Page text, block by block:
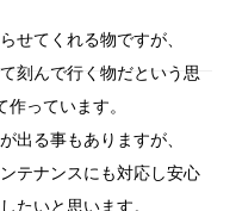
せてくれる物ですが、
刻んで行く物だという思
っています。
出る事もありますが、
テナンスにも対応し安心
たいと思います。